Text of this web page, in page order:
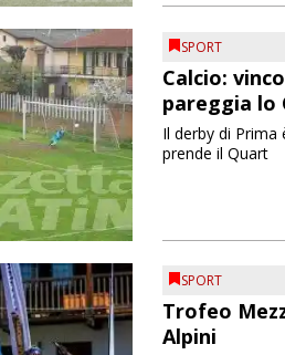
SPORT
Calcio:
pareggia lo
Il derby di Prima
prende il Quart
SPORT
Trofeo
Alpini